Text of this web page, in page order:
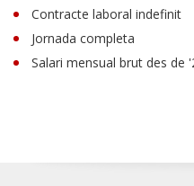
Contracte laboral indefinit
Jornada completa
Salari mensual brut des de